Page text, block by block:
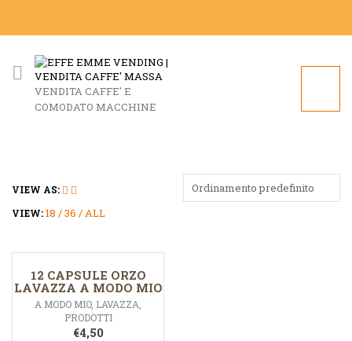
VENDITA CAFFE' E
COMODATO MACCHINE
Ordinamento predefinito
VIEW AS:
VIEW:18 36 ALL
12 CAPSULE ORZO
LAVAZZA A MODO MIO
A MODO MIO, LAVAZZA
PRODOTTI
€4,50